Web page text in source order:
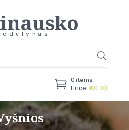
0 items
Price: €0.00